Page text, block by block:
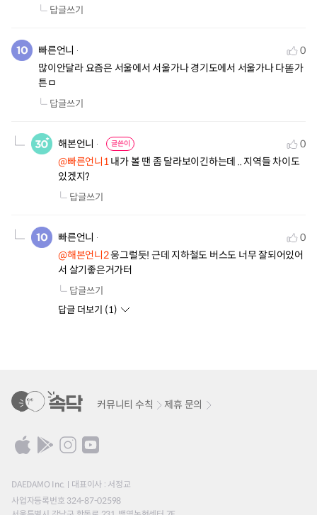
답글쓰기
빠른언니
0
많이안달라 요즘은 서울에서 서울가나 경기도에서 서울가나 다똗가
튼ㅁ
답글쓰기
해본언니 글쓴이
0
@빠른언니1 내가 볼 땐 좀 달라보이긴하는데 .. 지역들 차이도
있겠지?
답글쓰기
빠른언니
0
@해본언니2 웅그럴듯! 근데 지하철도 버스도 너무 잘되어있어
서 살기좋은거가터
답글쓰기
답글 더보기 (1)
커뮤니티 수칙 제휴 문의
DAEDAMO Inc.
대표이사 : 서정교
사업자등록번호 324-87-02598